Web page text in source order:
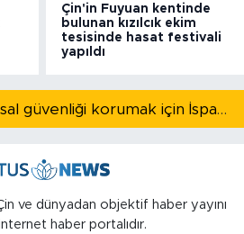
Çin'in Fuyuan kentinde
bulunan kızılcık ekim
tesisinde hasat festivali
yapıldı
İtalya Başbakanı: Ulusal güvenliği korumak için İspanya ile Schengen kapsamındaki serbest dolaşımı askıya alıyoruz
ve dünyadan objektif haber yayını
haber portalıdır.